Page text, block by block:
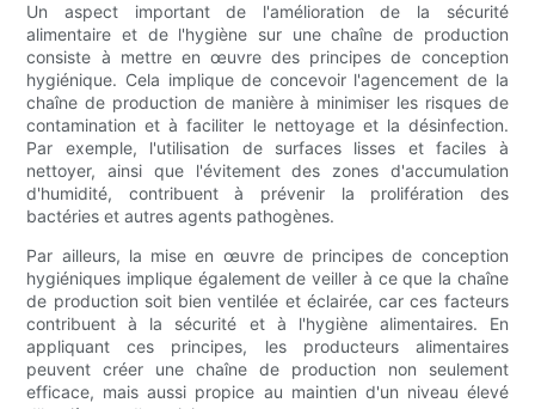
Un aspect important de l'amélioration de la sécurité
alimentaire et de l'hygiène sur une chaîne de production
consiste à mettre en œuvre des principes de conception
hygiénique. Cela implique de concevoir l'agencement de la
chaîne de production de manière à minimiser les risques de
contamination et à faciliter le nettoyage et la désinfection.
Par exemple, l'utilisation de surfaces lisses et faciles à
nettoyer, ainsi que l'évitement des zones d'accumulation
d'humidité, contribuent à prévenir la prolifération des
bactéries et autres agents pathogènes.
Par ailleurs, la mise en œuvre de principes de conception
hygiéniques implique également de veiller à ce que la chaîne
de production soit bien ventilée et éclairée, car ces facteurs
contribuent à la sécurité et à l'hygiène alimentaires. En
appliquant ces principes, les producteurs alimentaires
peuvent créer une chaîne de production non seulement
efficace, mais aussi propice au maintien d'un niveau élevé